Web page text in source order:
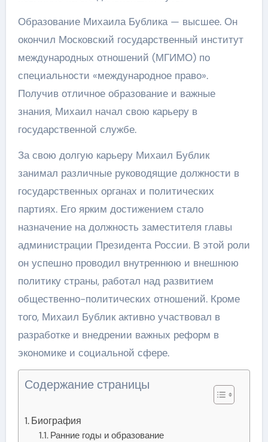
Образование Михаила Бублика — высшее. Он
окончил Московский государственный институт
международных отношений (МГИМО) по
специальности «международное право».
Получив отличное образование и важные
знания, Михаил начал свою карьеру в
государственной службе.
За свою долгую карьеру Михаил Бублик
занимал различные руководящие должности в
государственных органах и политических
партиях. Его ярким достижением стало
назначение на должность заместителя главы
администрации Президента России. В этой роли
он успешно проводил внутреннюю и внешнюю
политику страны, работал над развитием
общественно-политических отношений. Кроме
того, Михаил Бублик активно участвовал в
разработке и внедрении важных реформ в
экономике и социальной сфере.
Содержание страницы
Биография
Ранние годы и образование